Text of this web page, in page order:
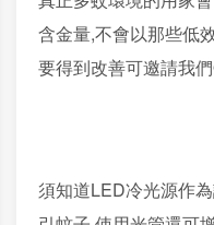
含金量,不會以那些低
要得到改善可邀請我
須知道LED冷光源作